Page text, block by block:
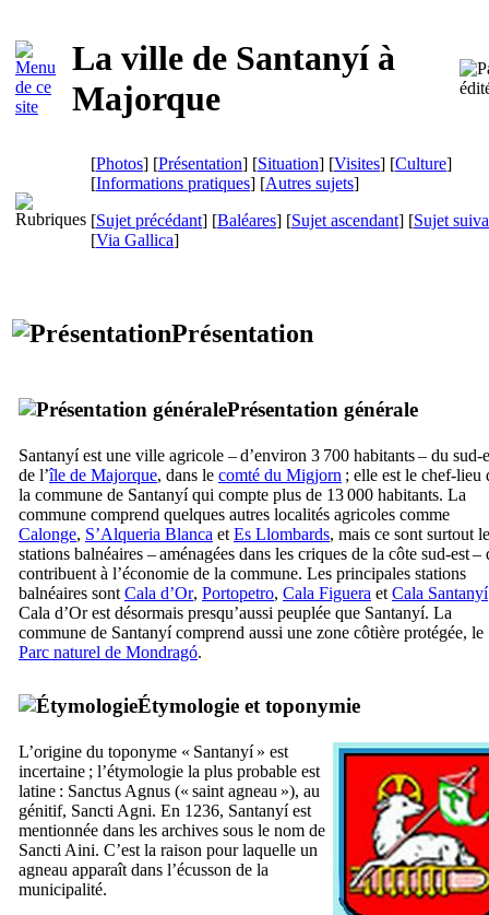
La ville de Santanyíà
Majorque
[Photos] [Présentation] [Situation] [Visites] [Culture]
[Informations pratiques] [Autres sujets]
[Sujet précédant] [Baléares] [Sujet ascendant] [Sujet
[Via Gallica]
Présentation
Présentation générale
Santanyíest une ville agricole – d’environ 3 700 habitants – du sud-
de l’île de Majorque, dans le comté du Migjorn ; elle est le chef-lieu
la commune de Santanyíqui compte plus de 13 000 habitants. La
commune comprend quelques autres localités agricoles comme
Calonge, S’Alqueria Blanca et Es Llombards, mais ce sont surtout
stations balnéaires – aménagées dans les criques de la côte sud-est –
contribuent à l’économie de la commune. Les principales stations
balnéaires sont Cala d’Or, Portopetro, Cala Figuera et Cala Santanyí
Cala d’Orest désormais presqu’aussi peuplée que Santanyí. La
commune de Santanyícomprend aussi une zone côtière protégée, le
Parc naturel de Mondragó.
Étymologie et toponymie
L’origine du toponyme « Santanyí» est
incertaine ; l’étymologie la plus probable est
latine : Sanctus Agnus (« saint agneau »), au
génitif, Sancti Agni. En 1236, Santanyíest
mentionnée dans les archives sous le nom de
Sancti Aini. C’est la raison pour laquelle un
agneau apparaît dans l’écusson de la
municipalité.